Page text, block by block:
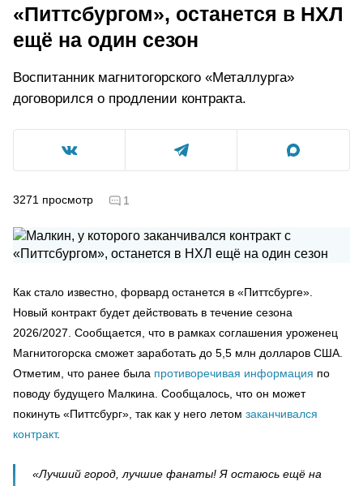
«Питтсбургом», останется в НХЛ
ещё на один сезон
Воспитанник магнитогорского «Металлурга»
договорился о продлении контракта.
3271 просмотр 1
Как стало известно, форвард останется в «Питтсбурге».
Новый контракт будет действовать в течение сезона
2026/2027. Сообщается, что в рамках соглашения уроженец
Магнитогорска сможет заработать до 5,5 млн долларов США.
Отметим, что ранее была противоречивая информация по
поводу будущего Малкина. Сообщалось, что он может
покинуть «Питтсбург», так как у него летом заканчивался
контракт.
«Лучший город, лучшие фанаты! Я остаюсь ещё на